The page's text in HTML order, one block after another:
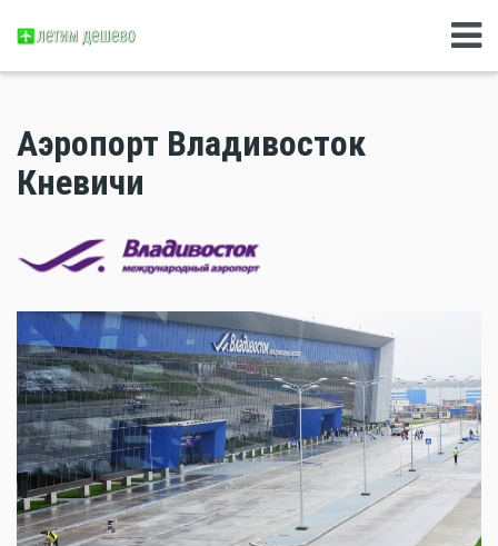
Аэропорт Владивосток
Кневичи